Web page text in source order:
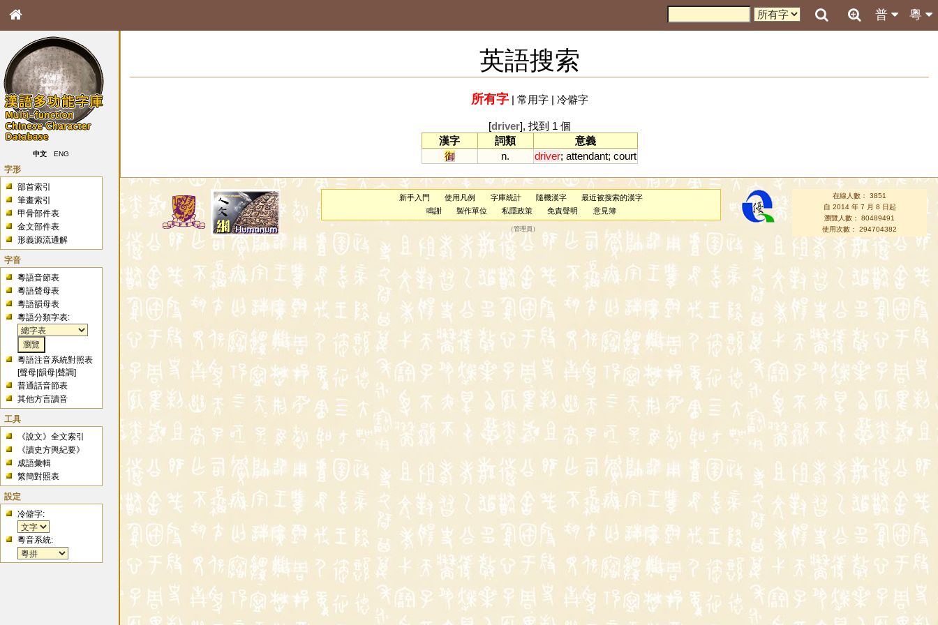
粵
普
中文 ENG
字形
部首索引
筆畫索引
甲骨部件表
金文部件表
形義源流通解
字音
粵語音節表
粵語聲母表
粵語韻母表
粵語分類字表:
粵語注音系統對照表
[聲母 |韻母 |聲調]
普通話音節表
其他方言讀音
工具
《說文》全文索引
《讀史方輿紀要》
成語彙輯
繁簡對照表
設定
冷僻字:
粵音系統:
英語搜索
所有字| 常用字| 冷僻字
[driver], 找到 1 個
漢字
詞類
意義
御
n. driver; attendant; court
新手入門 使用凡例 字庫統計 隨機漢字
最近被搜索的漢字
鳴謝
製作單位 私隱政策 免責聲明 意見簿
（管理員 ）
在線人數： 3851
自 2014 年 7 月 8 日起
瀏覽人數： 80489491
使用次數： 294704382